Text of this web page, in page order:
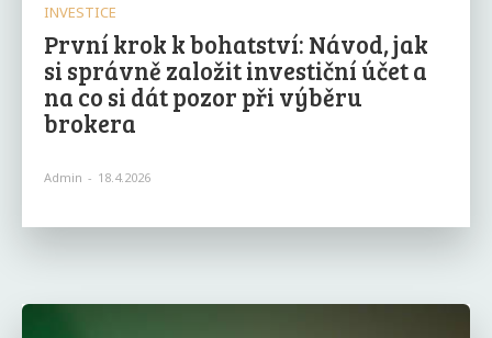
INVESTICE
První krok k bohatství: Návod, jak
si správně založit investiční účet a
na co si dát pozor při výběru
brokera
Admin - 18.4.2026